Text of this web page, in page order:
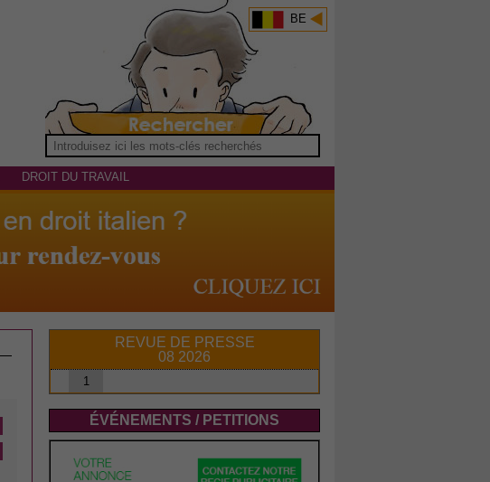
BE
DROIT DU TRAVAIL
REVUE DE PRESSE
08 2026
1
ÉVÉNEMENTS / PETITIONS